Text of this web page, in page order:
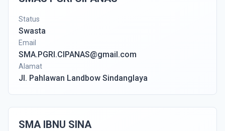
Status
Swasta
Email
SMA.PGRI.CIPANAS@gmail.com
Alamat
Jl. Pahlawan Landbow Sindanglaya
SMA IBNU SINA